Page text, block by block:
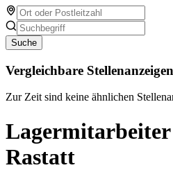
Suche
Vergleichbare Stellenanzeigen
Zur Zeit sind keine ähnlichen
Rastatt